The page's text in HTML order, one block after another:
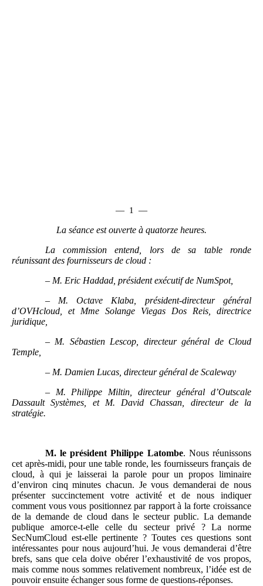
— 1 —
La séance est ouverte à quatorze heures.
La commission entend, lors de sa table ronde
réunissant des fournisseurs de cloud :
– M. Eric Haddad, président exécutif de NumSpot,
–
M. Octave Klaba, président-directeur général
d’OVHcloud, et Mme Solange Viegas Dos Reis, directrice
juridique,
– M. Sébastien Lescop, directeur général de Cloud
Temple,
– M. Damien Lucas, directeur général de Scaleway
–
M. Philippe Miltin, directeur général d’Outscale
Dassault Systèmes, et M. David Chassan, directeur de la
stratégie.
M. le président Philippe Latombe. Nous réunissons
cet après-midi, pour une table ronde, les fournisseurs français de
cloud, à qui je laisserai la parole pour un propos liminaire
d’environ cinq minutes chacun. Je vous demanderai de nous
présenter succinctement votre activité et de nous indiquer
comment vous vous positionnez par rapport à la forte croissance
de la demande de cloud dans le secteur public. La demande
publique amorce-t-elle celle du secteur privé ? La norme
SecNumCloud est-elle pertinente ? Toutes ces questions sont
intéressantes pour nous aujourd’hui. Je vous demanderai d’être
brefs, sans que cela doive obérer l’exhaustivité de vos propos,
mais comme nous sommes relativement nombreux, l’idée est de
pouvoir ensuite échanger sous forme de questions-réponses.